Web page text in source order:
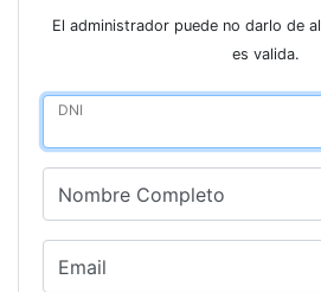
El administrador puede no darlo de
es valida.
DNI
Nombre Completo
Email